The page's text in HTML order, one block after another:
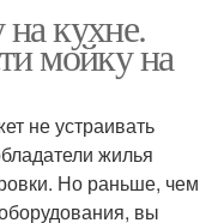
кухне.
мойку на
не устраивать
жилья
Но раньше, чем
вы